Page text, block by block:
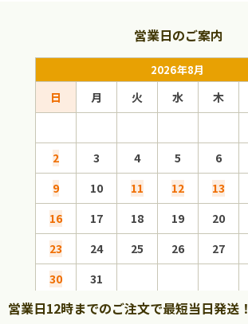
営業日のご案内
2026年8月
日 月 火 水 木
2
3 4 5 6
9
10 11 12 13
16
17 18 19 20
23
24 25 26 27
30
31
営業日12時までのご注文で最短当日発送！